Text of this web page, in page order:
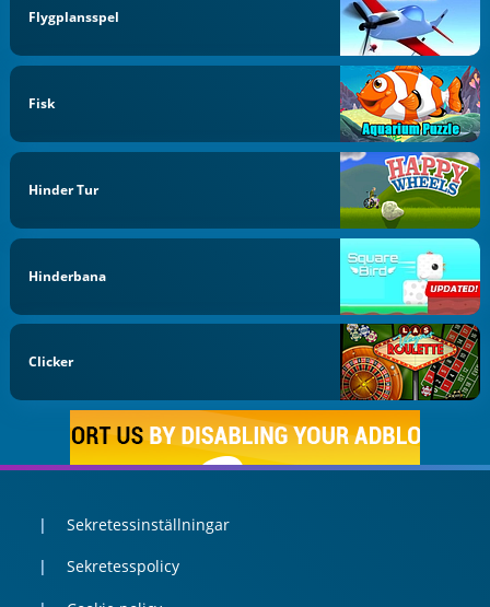
Flygplansspel
Fisk
Hinder Tur
Hinderbana
Clicker
Sekretessinställningar
Sekretesspolicy